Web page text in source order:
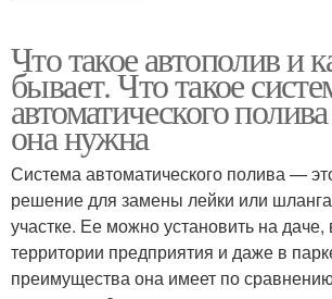
Что такое автополив и
бывает. Что такое
автоматического
она нужна
Система автоматического полива —
решение для замены лейки или
участке. Ее можно установить на даче,
территории предприятия и даже в
преимущества она имеет по